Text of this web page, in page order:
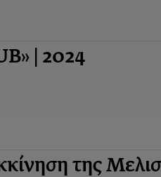
| 2024
της